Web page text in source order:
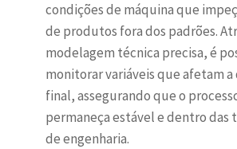
condições de máquina que
de produtos fora dos padrões.
modelagem técnica precisa, é
monitorar variáveis que afetam
final, assegurando que o
permaneça estável e dentro das
de engenharia.